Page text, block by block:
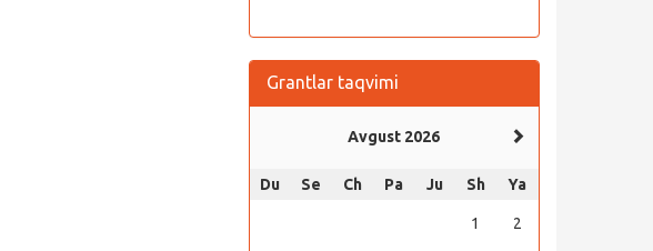
Grantlar taqvimi
Avgust 2026
Du Se Ch Pa Ju Sh Ya
1 2